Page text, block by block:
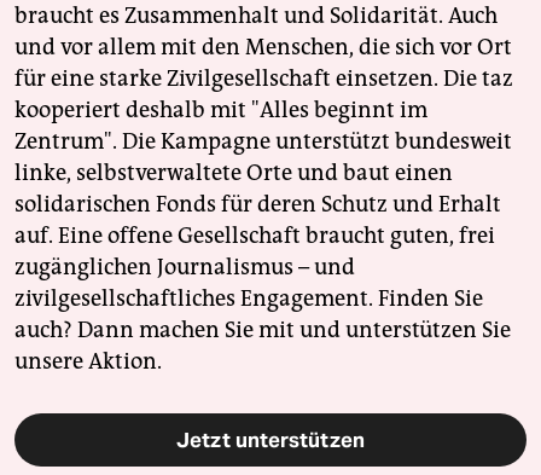
braucht es Zusammenhalt und Solidarität. Auch
und vor allem mit den Menschen, die sich vor Ort
für eine starke Zivilgesellschaft einsetzen. Die taz
kooperiert deshalb mit "Alles beginnt im
Zentrum". Die Kampagne unterstützt bundesweit
linke, selbstverwaltete Orte und baut einen
solidarischen Fonds für deren Schutz und Erhalt
auf. Eine offene Gesellschaft braucht guten, frei
zugänglichen Journalismus – und
zivilgesellschaftliches Engagement. Finden Sie
auch? Dann machen Sie mit und unterstützen Sie
unsere Aktion.
Jetzt unterstützen